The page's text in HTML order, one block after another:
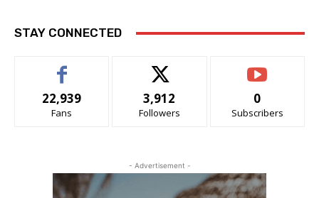
STAY CONNECTED
22,939
Fans
3,912
Followers
0
Subscribers
- Advertisement -